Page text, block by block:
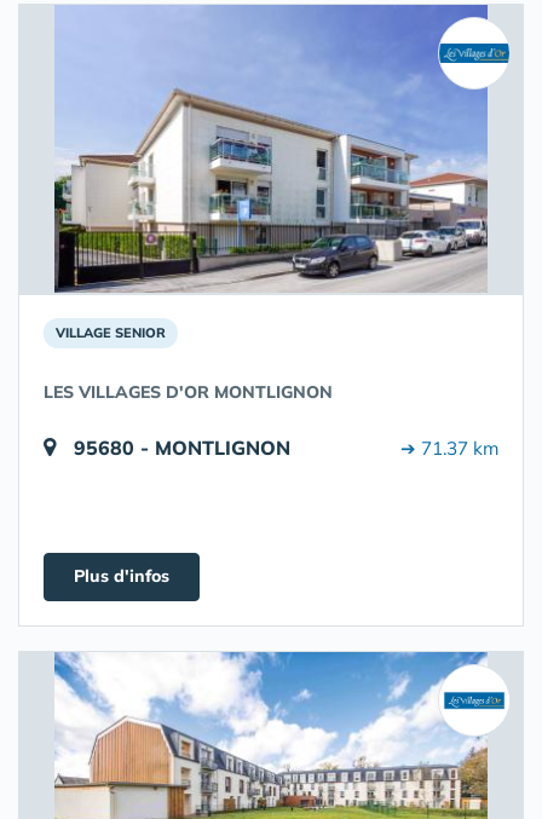
VILLAGE SENIOR
LES VILLAGES D'OR MONTLIGNON
95680 - MONTLIGNON ➔ 71.37 km
Plus d'infos